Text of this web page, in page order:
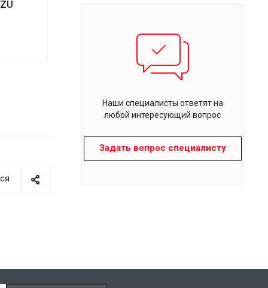
Наши специалисты ответят на
любой интересующий вопрос
Задать вопрос специалисту